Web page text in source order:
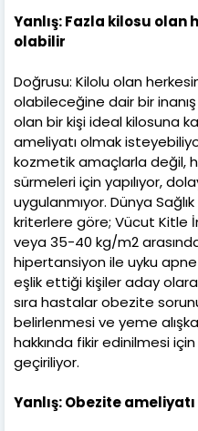
Yanlış: Fazla kilosu olan
olabilir
Doğrusu: Kilolu olan
olabileceğine dair bir
olan bir kişi ideal kilosuna
ameliyatı olmak
kozmetik amaçlarla değil,
sürmeleri için yapılıyor,
uygulanmıyor. Dünya
kriterlere göre; Vücut Kitle
veya 35-40 kg/m2
hipertansiyon ile uyku
eşlik ettiği kişiler aday
sıra hastalar obezite
belirlenmesi ve yeme
hakkında fikir edinilmesi
geçiriliyor.
Yanlış: Obezite